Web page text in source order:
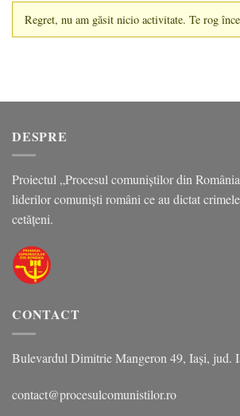
Regret, nu am găsit nicio activitate. Te rog
DESPRE
Proiectul „Procesul comuniștilor din
liderilor comuniști români ce au dictat
cetățeni.
CONTACT
Bulevardul Dimitrie Mangeron 49, Iași, jud.
contact@procesulcomunistilor.ro